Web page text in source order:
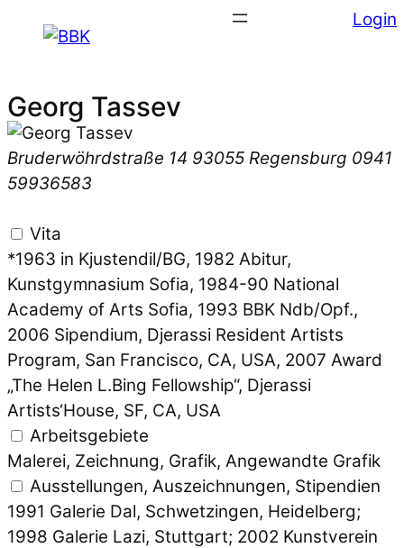
Login
Georg Tassev
Bruderwöhrdstraße 14 93055 Regensburg 0941
59936583
Vita
*1963 in Kjustendil/BG, 1982 Abitur,
Kunstgymnasium Sofia, 1984-90 National
Academy of Arts Sofia, 1993 BBK Ndb/Opf.,
2006 Sipendium, Djerassi Resident Artists
Program, San Francisco, CA, USA, 2007 Award
„The Helen L.Bing Fellowship“, Djerassi
Artists‘House, SF, CA, USA
Arbeitsgebiete
Malerei, Zeichnung, Grafik, Angewandte Grafik
Ausstellungen, Auszeichnungen, Stipendien
1991 Galerie Dal, Schwetzingen, Heidelberg;
1998 Galerie Lazi, Stuttgart; 2002 Kunstverein